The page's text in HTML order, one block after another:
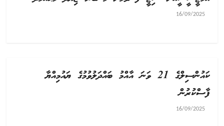
16/09/2025
ކައުންސިލްގެ 21 ވަނަ އާއްމު ބައްދަލުވުމުގެ ޔައުމިއްޔާ
ފާސްކުރުން
16/09/2025